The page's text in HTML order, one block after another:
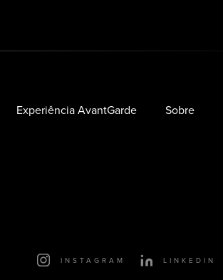
Experiência AvantGarde Sobre
INSTAGRAM LINKEDIN